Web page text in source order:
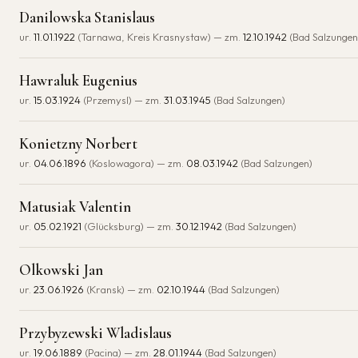
Danilowska Stanislaus
ur. 11.01.1922 (Tarnawa, Kreis Krasnystaw) — zm. 12.10.1942 (Bad
Hawraluk Eugenius
ur. 15.03.1924 (Przemysl) — zm. 31.03.1945 (Bad Salzungen)
Konietzny Norbert
ur. 04.06.1896 (Koslowagora) — zm. 08.03.1942 (Bad Salzungen)
Matusiak Valentin
ur. 05.02.1921 (Glücksburg) — zm. 30.12.1942 (Bad Salzungen)
Olkowski Jan
ur. 23.06.1926 (Kransk) — zm. 02.10.1944 (Bad Salzungen)
Przybyzewski Wladislaus
ur. 19.06.1889 (Pacina) — zm. 28.01.1944 (Bad Salzungen)